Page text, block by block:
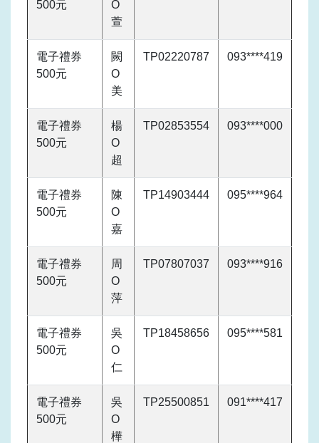
500元
O
萱
電子禮券
500元
闕
O
美
TP02220787 093****419
電子禮券
500元
楊
O
超
TP02853554 093****000
電子禮券
500元
陳
O
嘉
TP14903444 095****964
電子禮券
500元
周
O
萍
TP07807037 093****916
電子禮券
500元
吳
O
仁
TP18458656 095****581
電子禮券
500元
吳
O
樺
TP25500851 091****417